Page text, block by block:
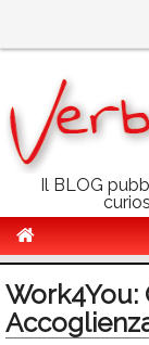
Il BLOG
Politica
Work4You: